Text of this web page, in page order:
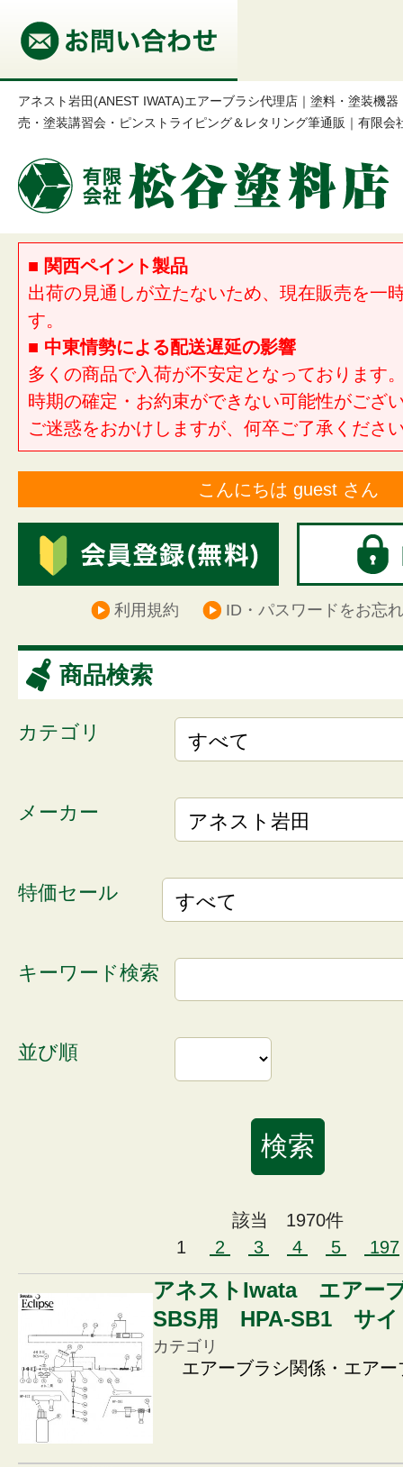
アネスト岩田(ANEST IWATA)エアーブラシ代理店｜塗料・塗装機
売・塗装講習会・ピンストライピング＆レタリング筆通販｜有限会
■ 関西ペイント製品
出荷の見通しが立たないため、現在販売を一
す。
■ 中東情勢による配送遅延の影響
多くの商品で入荷が不安定となっております
時期の確定・お約束ができない可能性がござ
ご迷惑をおかけしますが、何卒ご了承くださ
こんにちは guest さん
利用規約 ID・パスワードをお忘
商品検索
カテゴリ
メーカー
特価セール
キーワード検索
並び順
該当 1970件
1
2 3 4 5 197
アネストIwata エアー
SBS用 HPA-SB1 サイ
カテゴリ
エアーブラシ関係・エア